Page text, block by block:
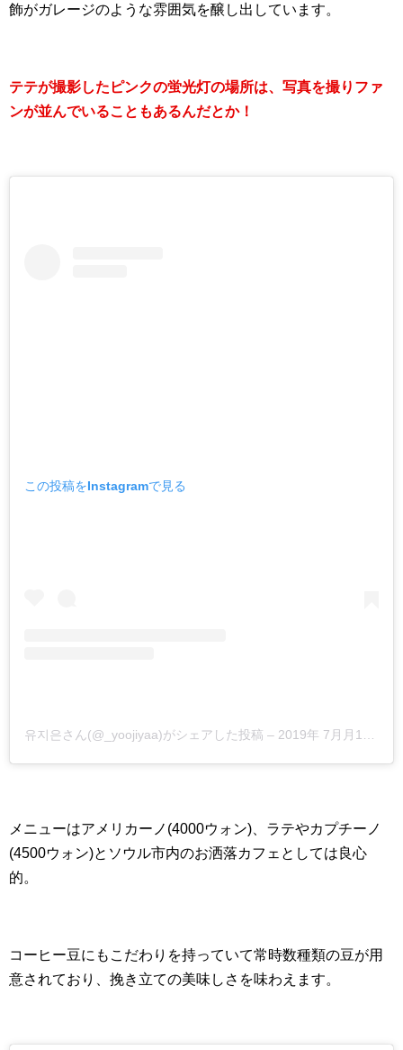
飾がガレージのような雰囲気を醸し出しています。
テテが撮影したピンクの蛍光灯の場所は、写真を撮りファ
ンが並んでいることもあるんだとか！
この投稿をInstagramで見る
유지은さん(@_yoojiyaa)がシェアした投稿 – 2019年 7月月15日午前6時00分PDT
メニューはアメリカーノ(4000ウォン)、ラテやカプチーノ
(4500ウォン)とソウル市内のお洒落カフェとしては良心
的。
コーヒー豆にもこだわりを持っていて常時数種類の豆が用
意されており、挽き立ての美味しさを味わえます。